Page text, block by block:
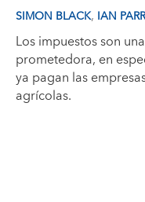
SIMON BLACK, IAN
Los impuestos son
prometedora, en
ya pagan las
agrícolas.